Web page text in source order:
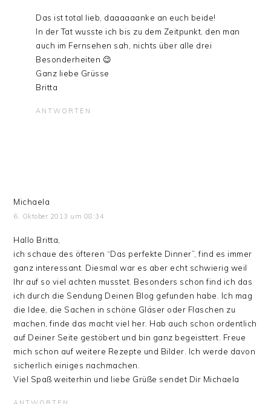
Das ist total lieb, daaaaaanke an euch beide!
In der Tat wusste ich bis zu dem Zeitpunkt, den man
auch im Fernsehen sah, nichts über alle drei
Besonderheiten 😉
Ganz liebe Grüsse
Britta
ANTWORTEN
Michaela
6. Oktober 2013 um 08:34
Hallo Britta,
ich schaue des öfteren “Das perfekte Dinner”, find es immer
ganz interessant. Diesmal war es aber echt schwierig weil
Ihr auf so viel achten musstet. Besonders schon find ich das
ich durch die Sendung Deinen Blog gefunden habe. Ich mag
die Idee, die Sachen in schöne Gläser oder Flaschen zu
machen, finde das macht viel her. Hab auch schon ordentlich
auf Deiner Seite gestöbert und bin ganz begeisttert. Freue
mich schon auf weitere Rezepte und Bilder. Ich werde davon
sicherlich einiges nachmachen.
Viel Spaß weiterhin und liebe Grüße sendet Dir Michaela